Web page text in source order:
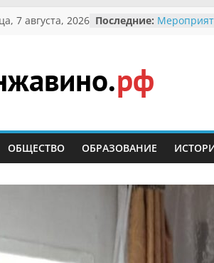
7 августа, 2026 Последние:
Ученики
В вольере
суслики
ОБЩЕСТВО ОБРАЗОВАНИЕ